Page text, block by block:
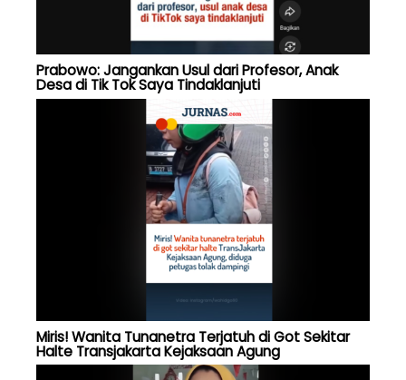
Prabowo: Jangankan Usul dari Profesor, Anak
Desa di Tik Tok Saya Tindaklanjuti
Miris! Wanita Tunanetra Terjatuh di Got Sekitar
Halte Transjakarta Kejaksaan Agung